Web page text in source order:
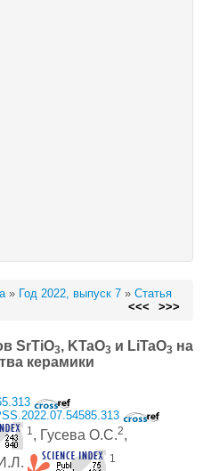
» Год 2022, выпуск 7 » Статья
<<< >>>
SrTiO3, KTaO3 и LiTaO3 на
керамики
1 , Гусева О.С.2,
1